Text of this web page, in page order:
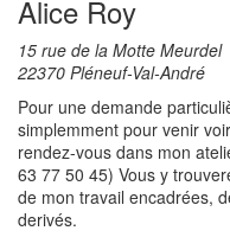
Alice Roy
15 rue de la Motte Meurdel
22370 Pléneuf-Val-André
Pour une demande
simplemment pour venir
rendez-vous dans mon
63 77 50 45) Vous y
de mon travail encadrées,
derivés.